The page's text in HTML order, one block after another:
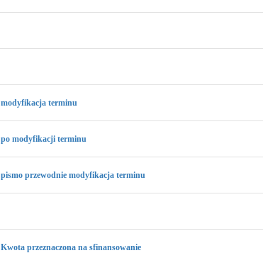
modyfikacja terminu
po modyfikacji terminu
pismo przewodnie modyfikacja terminu
Kwota przeznaczona na sfinansowanie